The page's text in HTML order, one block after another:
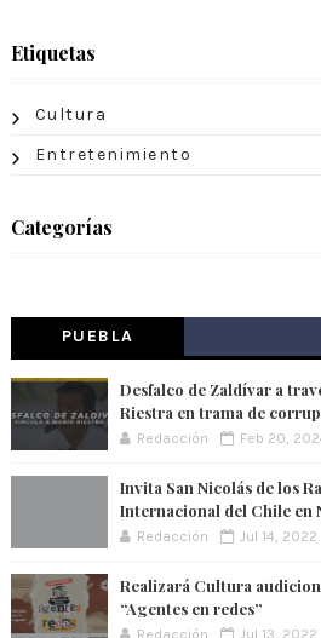
Etiquetas
Cultura
Entretenimiento
Categorías
PUEBLA
Desfalco de Zaldívar a
Riestra en trama de
Redacción Feb 20,
Invita San Nicolás de los
Internacional del Chile en
Redacción Jul 14, 2022
Realizará Cultura
“Agentes en redes”
Redacción Jul 13, 2022